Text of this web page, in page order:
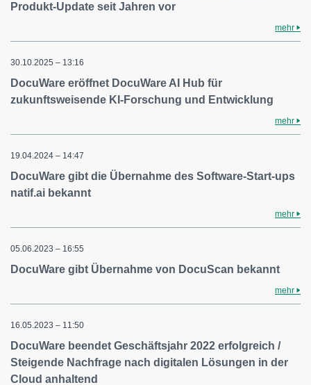
Produkt-Update seit Jahren vor
mehr
30.10.2025 – 13:16
DocuWare eröffnet DocuWare AI Hub für
zukunftsweisende KI-Forschung und Entwicklung
mehr
19.04.2024 – 14:47
DocuWare gibt die Übernahme des Software-Start-ups
natif.ai bekannt
mehr
05.06.2023 – 16:55
DocuWare gibt Übernahme von DocuScan bekannt
mehr
16.05.2023 – 11:50
DocuWare beendet Geschäftsjahr 2022 erfolgreich /
Steigende Nachfrage nach digitalen Lösungen in der
Cloud anhaltend